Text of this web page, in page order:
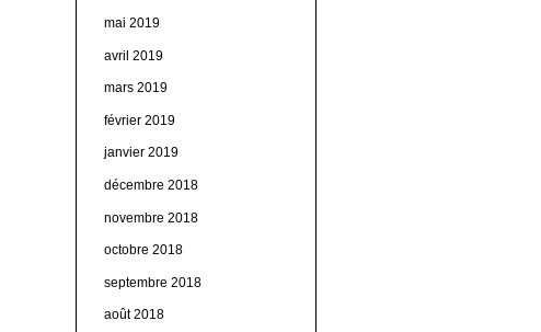
mai 2019
avril 2019
mars 2019
février 2019
janvier 2019
décembre 2018
novembre 2018
octobre 2018
septembre 2018
août 2018